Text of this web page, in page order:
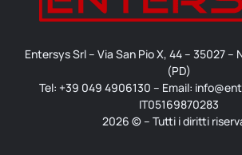
Entersys Srl – Via San Pio X, 44 – 35027 –
(PD)
Tel: +39 049 4906130 – Email:
IT05169870283
2026 © – Tutti i diritti